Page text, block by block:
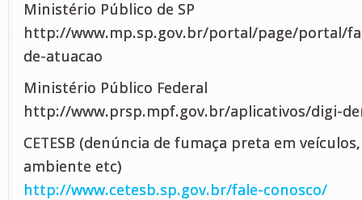
Ministério Público de SP
http://www.mp.sp.gov.br/portal/page/portal/
de-atuacao
Ministério Público Federal
http://www.prsp.mpf.gov.br/aplicativos/digi-
CETESB (denúncia de fumaça preta em
ambiente etc)
http://www.cetesb.sp.gov.br/fale-conosco/